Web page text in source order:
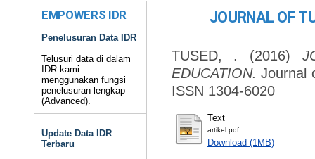
EMPOWERS IDR
Penelusuran Data IDR
Telusuri data di dalam
IDR kami
menggunakan fungsi
penelusuran lengkap
(Advanced).
Update Data IDR
Terbaru
JOURNAL OF
TUSED, . (2016)
EDUCATION. Journal
ISSN 1304-6020
Text
artikel.pdf
Download (1MB)